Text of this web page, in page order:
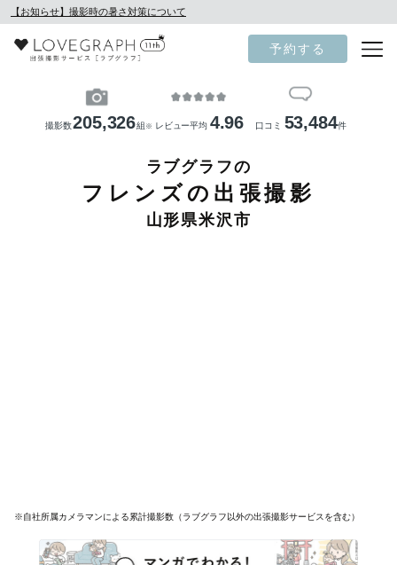
【お知らせ】撮影時の暑さ対策について
予約する
撮影数205,326組 ※ レビュー平均 4.96 口コミ 53,484件
ラブグラフの
フレンズの出張撮影
山形県米沢市
※自社所属カメラマンによる累計撮影数（ラブグラフ以外の出張撮影サービスを含む）